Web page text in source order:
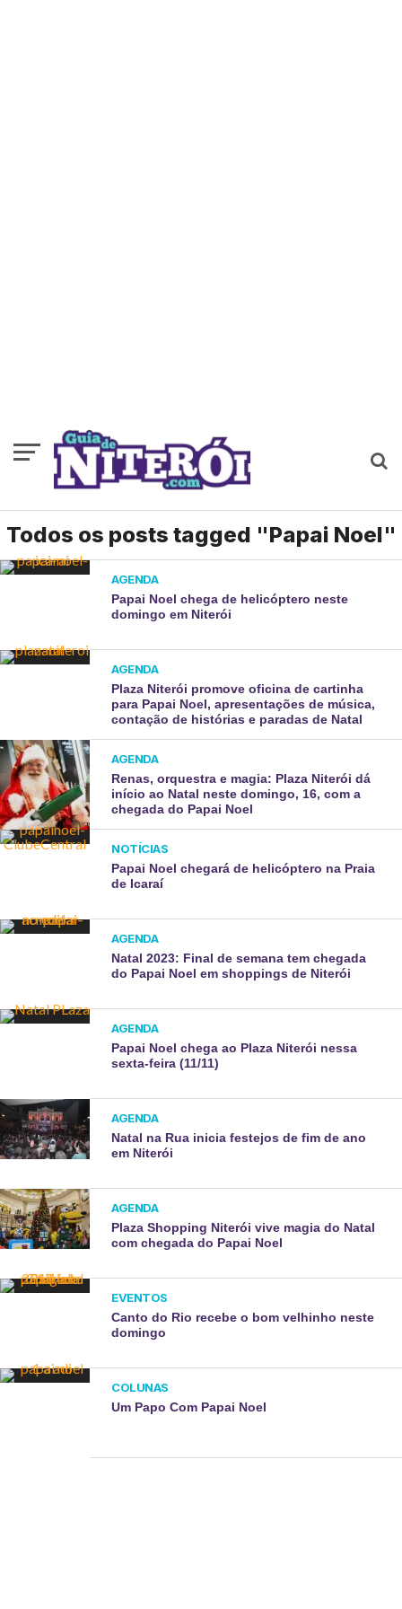
Todos os posts tagged "Papai Noel"
AGENDA
Papai Noel chega de helicóptero neste
domingo em Niterói
AGENDA
Plaza Niterói promove oficina de cartinha
para Papai Noel, apresentações de música,
contação de histórias e paradas de Natal
AGENDA
Renas, orquestra e magia: Plaza Niterói dá
início ao Natal neste domingo, 16, com a
chegada do Papai Noel
NOTÍCIAS
Papai Noel chegará de helicóptero na Praia
de Icaraí
AGENDA
Natal 2023: Final de semana tem chegada
do Papai Noel em shoppings de Niterói
AGENDA
Papai Noel chega ao Plaza Niterói nessa
sexta-feira (11/11)
AGENDA
Natal na Rua inicia festejos de fim de ano
em Niterói
AGENDA
Plaza Shopping Niterói vive magia do Natal
com chegada do Papai Noel
EVENTOS
Canto do Rio recebe o bom velhinho neste
domingo
COLUNAS
Um Papo Com Papai Noel